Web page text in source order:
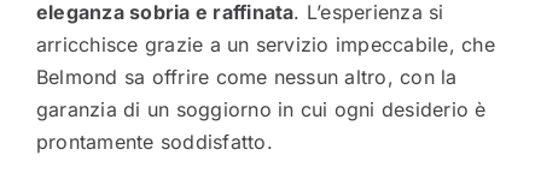
eleganza sobria e raffinata. L’esperienza si
arricchisce grazie a un servizio impeccabile, che
Belmond sa offrire come nessun altro, con la
garanzia di un soggiorno in cui ogni desiderio è
prontamente soddisfatto.